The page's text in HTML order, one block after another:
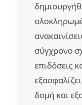
σύγχρονο
επιδόσεις
δομή και